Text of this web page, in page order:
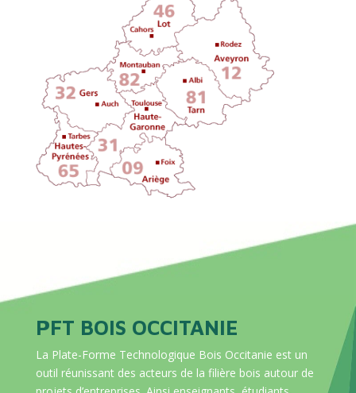
PFT BOIS OCCITANIE
La Plate-Forme Technologique Bois Occitanie est un
outil réunissant des acteurs de la filière bois autour de